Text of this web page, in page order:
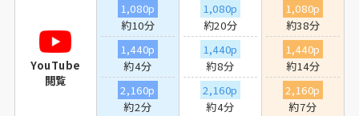
YouTube
閲覧
1,080p
約10分
1,440p
約4分
2,160p
約2分
1,080p
約20分
1,440p
約8分
2,160p
約4分
1,080p
約38分
1,440p
約14分
2,160p
約7分